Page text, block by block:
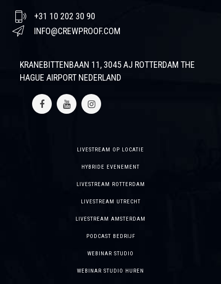
+31 10 202 30 90
INFO@CREWPROOF.COM
KRANEBITTENBAAN 11, 3045 AJ ROTTERDAM THE
HAGUE AIRPORT NEDERLAND
LIVESTREAM OP LOCATIE
HYBRIDE EVENEMENT
LIVESTREAM ROTTERDAM
LIVESTREAM UTRECHT
LIVESTREAM AMSTERDAM
PODCAST BEDRIJF
WEBINAR STUDIO
WEBINAR STUDIO HUREN